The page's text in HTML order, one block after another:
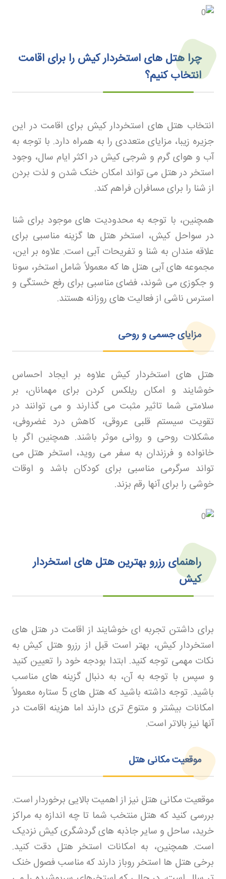
چرا هتل های استخردار کیش را برای اقامت
انتخاب کنیم؟
انتخاب هتل های استخردار کیش برای اقامت در این
جزیره زیبا، مزایای متعددی را به همراه دارد. با توجه به
آب و هوای گرم و شرجی کیش در اکثر ایام سال، وجود
استخر در هتل می تواند امکان خنک شدن و لذت بردن
از شنا را برای مسافران فراهم کند.
همچنین، با توجه به محدودیت های موجود برای شنا
در سواحل کیش، استخر هتل ها گزینه مناسبی برای
علاقه مندان به شنا و تفریحات آبی است. علاوه بر این،
مجموعه های آبی هتل ها که معمولاً شامل استخر، سونا
و جکوزی می شوند، فضای مناسبی برای رفع خستگی و
استرس ناشی از فعالیت های روزانه هستند.
مزایای جسمی و روحی
هتل های استخردار کیش علاوه بر ایجاد احساس
خوشایند و امکان ریلکس کردن برای مهمانان، بر
سلامتی شما تاثیر مثبت می گذارند و می توانند در
تقویت سیستم قلبی عروقی، کاهش درد غضروفی،
مشکلات روحی و روانی موثر باشند. همچنین اگر با
خانواده و فرزندان به سفر می روید، استخر هتل می
تواند سرگرمی مناسبی برای کودکان باشد و اوقات
خوشی را برای آنها رقم بزند.
راهنمای رزرو بهترین هتل های استخردار
کیش
برای داشتن تجربه ای خوشایند از اقامت در هتل های
استخردار کیش، بهتر است قبل از رزرو هتل کیش به
نکات مهمی توجه کنید. ابتدا بودجه خود را تعیین کنید
و سپس با توجه به آن، به دنبال گزینه های مناسب
باشید. توجه داشته باشید که هتل های 5 ستاره معمولاً
امکانات بیشتر و متنوع تری دارند اما هزینه اقامت در
آنها نیز بالاتر است.
موقعیت مکانی هتل
موقعیت مکانی هتل نیز از اهمیت بالایی برخوردار است.
بررسی کنید که هتل منتخب شما تا چه اندازه به مراکز
خرید، ساحل و سایر جاذبه های گردشگری کیش نزدیک
است. همچنین، به امکانات استخر هتل دقت کنید.
برخی هتل ها استخر روباز دارند که مناسب فصول خنک